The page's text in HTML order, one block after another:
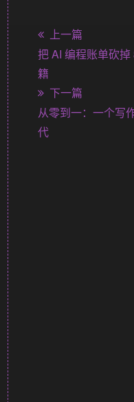
上一篇
把 AI 编程账单砍
籍
下一篇
从零到一：一个写
代